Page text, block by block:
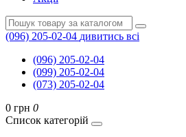
(096) 205-02-04 дивитись всі
(096) 205-02-04
(099) 205-02-04
(073) 205-02-04
0 грн 0
Список категорій